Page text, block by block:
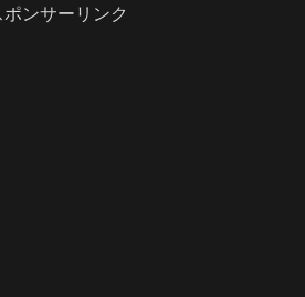
ポンサーリンク